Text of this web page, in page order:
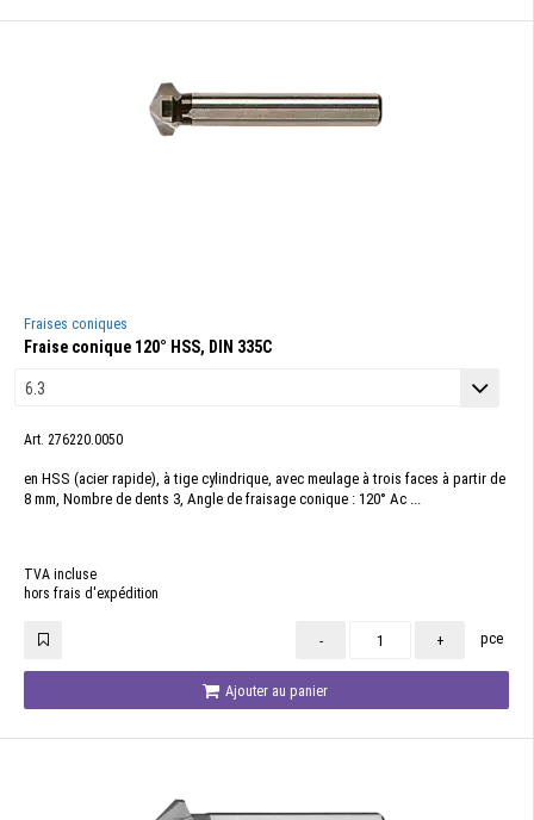
Fraises coniques
Fraise conique 120° HSS, DIN 335C
Art. 276220.0050
en HSS (acier rapide), à tige cylindrique, avec meulage à trois faces à partir de
8 mm, Nombre de dents 3, Angle de fraisage conique : 120° Ac ...
TVA incluse
hors frais d'expédition
- + pce
Ajouter au panier